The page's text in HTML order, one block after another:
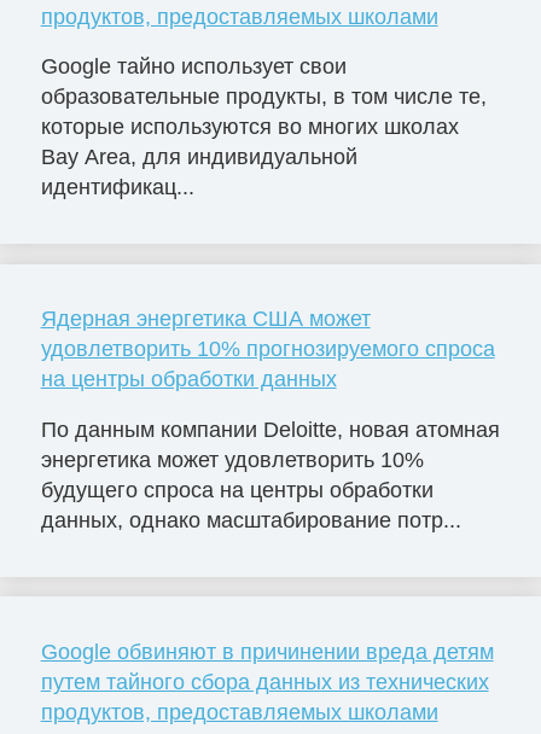
продуктов, предоставляемых школами
Google тайно использует свои
образовательные продукты, в том числе те,
которые используются во многих школах
Bay Area, для индивидуальной
идентификац...
Ядерная энергетика США может
удовлетворить 10% прогнозируемого спроса
на центры обработки данных
По данным компании Deloitte, новая атомная
энергетика может удовлетворить 10%
будущего спроса на центры обработки
данных, однако масштабирование потр...
Google обвиняют в причинении вреда детям
путем тайного сбора данных из технических
продуктов, предоставляемых школами